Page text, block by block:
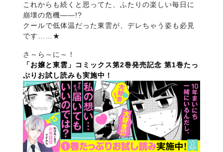
これからも続くと思ってた、ふたりの楽しい毎日に
崩壊の危機――!?
クールで低体温だった東雲が、デレちゃう姿も必見
です……★
さ～ら～に～！
「お嬢と東雲」コミックス第2巻発売記念 第1巻たっ
ぷりお試し読みも実施中！